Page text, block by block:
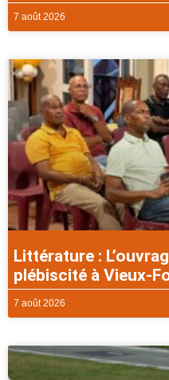
7 août 2026
Littérature :
plébiscité à Vieux-
7 août 2026